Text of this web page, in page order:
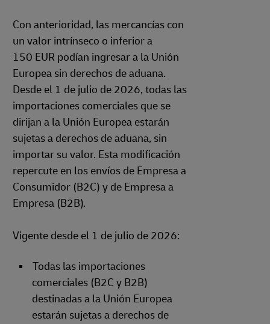
Con anterioridad, las mercancías con
un valor intrínseco o inferior a
150 EUR podían ingresar a la Unión
Europea sin derechos de aduana.
Desde el 1 de julio de 2026, todas las
importaciones comerciales que se
dirijan a la Unión Europea estarán
sujetas a derechos de aduana, sin
importar su valor. Esta modificación
repercute en los envíos de Empresa a
Consumidor (B2C) y de Empresa a
Empresa (B2B).
Vigente desde el 1 de julio de 2026:
Todas las importaciones
comerciales (B2C y B2B)
destinadas a la Unión Europea
estarán sujetas a derechos de